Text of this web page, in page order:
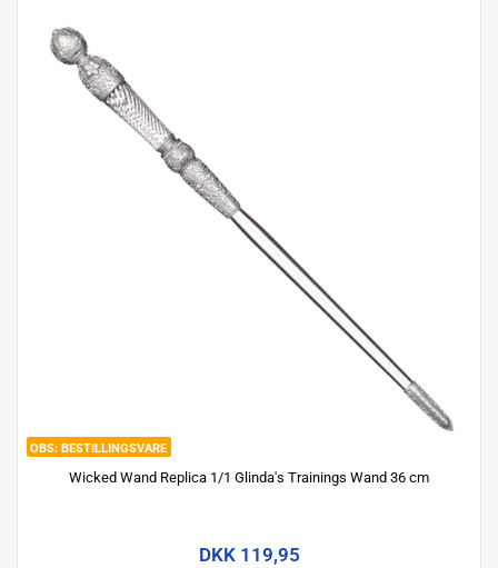
BESTILLINGSVARE
Wicked Wand Replica 1/1 Glinda's Trainings Wand 36 cm
DKK 119,95